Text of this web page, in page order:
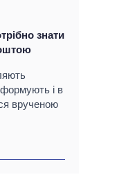
знати
і в
врученою